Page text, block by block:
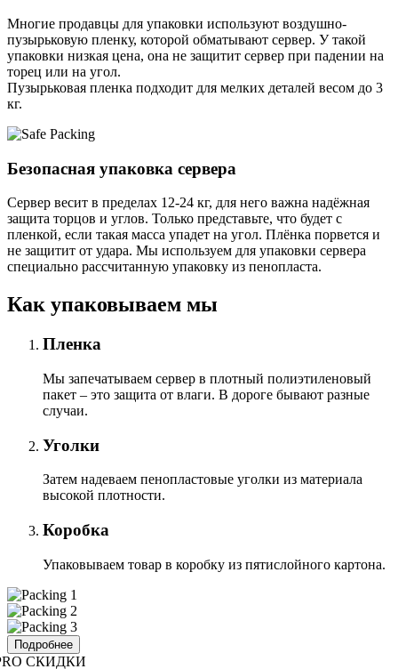
Многие продавцы для упаковки используют воздушно-
пузырьковую пленку, которой обматывают сервер. У такой
упаковки низкая цена, она не защитит сервер при падении на
торец или на угол.
Пузырьковая пленка подходит для мелких деталей весом до 3
кг.
Безопасная упаковка сервера
Сервер весит в пределах 12-24 кг, для него важна надёжная
защита торцов и углов. Только представьте, что будет с
пленкой, если такая масса упадет на угол. Плёнка порвется и
не защитит от удара. Мы используем для упаковки сервера
специально расcчитанную упаковку из пенопласта.
Как упаковываем мы
Пленка
Мы запечатываем сервер в плотный полиэтиленовый
пакет – это защита от влаги. В дороге бывают разные
случаи.
Уголки
Затем надеваем пенопластовые уголки из материала
высокой плотности.
Коробка
Упаковываем товар в коробку из пятислойного картона.
Подробнее
СКИДКИ